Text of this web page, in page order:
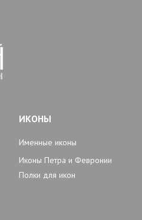
ИКОНЫ
Именные иконы
Иконы Петра и Февронии
Полки для икон